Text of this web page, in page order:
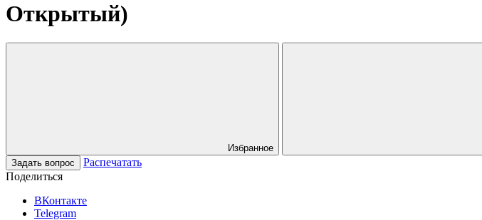
Открытый)
Избранное
Задать вопрос
Распечатать
Поделиться
ВКонтакте
Telegram